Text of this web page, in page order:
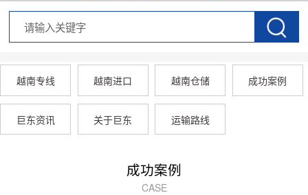
越南专线 越南进口 越南仓储 成功案例
巨东资讯 关于巨东 运输路线
成功案例
CASE